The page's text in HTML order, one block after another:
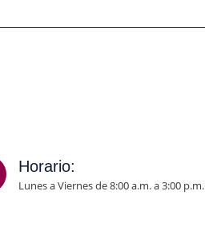
Horario:
Lunes a Viernes de 8:00 a.m. a 3:00 p.m.